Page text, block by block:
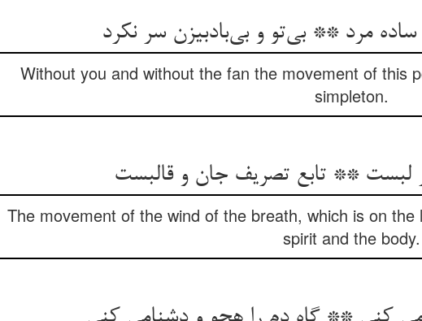
مرد ** بی‌تو و بی‌بادبیزن سر نکرد
Without you and without the fan the movement of this
simpleton.
لبست ** تابع تصریف جان و قالبست
The movement of the wind of the breath, which is on
spirit and the body.